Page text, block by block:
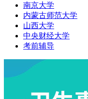
南京大学
内蒙古师范大学
山西大学
中央财经大学
考前辅导